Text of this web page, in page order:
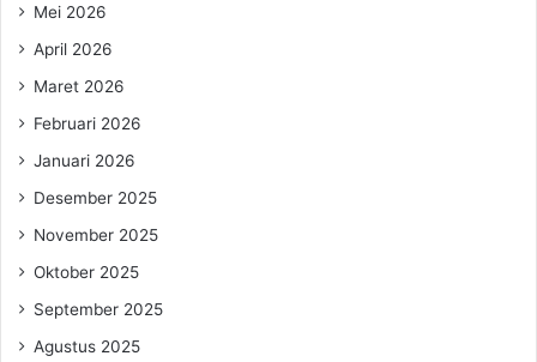
Mei 2026
April 2026
Maret 2026
Februari 2026
Januari 2026
Desember 2025
November 2025
Oktober 2025
September 2025
Agustus 2025